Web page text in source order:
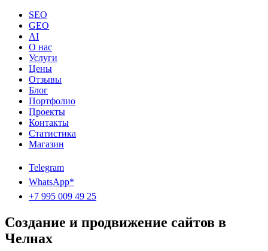
SEO
GEO
AI
О нас
Услуги
Цены
Отзывы
Блог
Портфолио
Проекты
Контакты
Статистика
Магазин
Telegram
WhatsApp*
+7 995 009 49 25
Создание и продвижение сайтов в
Челнах